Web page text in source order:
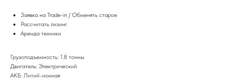
Заявка на Trade-in / Обменять старое
Рассчитать лизинг
Аренда техники
Грузоподъемность: 1.8 тонны
Двигатель: Электрический
АКБ: Литий-ионная